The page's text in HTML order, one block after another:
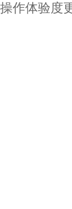
作体验度